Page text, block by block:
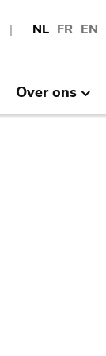
NL FR EN
Over ons